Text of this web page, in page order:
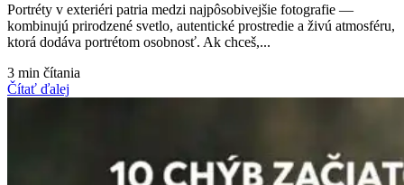
Portréty v exteriéri patria medzi najpôsobivejšie fotografie —
kombinujú prirodzené svetlo, autentické prostredie a živú atmosféru,
ktorá dodáva portrétom osobnosť. Ak chceš,...
3 min čítania
Čítať ďalej